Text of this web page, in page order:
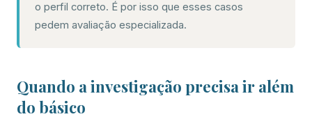
o perfil correto. É por isso que esses casos
pedem avaliação especializada.
Quando a investigação precisa ir além
do básico